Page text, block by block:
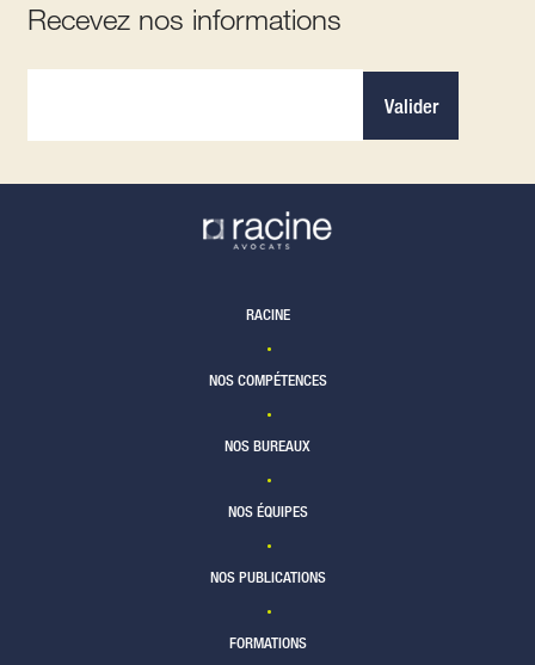
Recevez nos informations
Valider
RACINE
NOS COMPÉTENCES
NOS BUREAUX
NOS ÉQUIPES
NOS PUBLICATIONS
FORMATIONS